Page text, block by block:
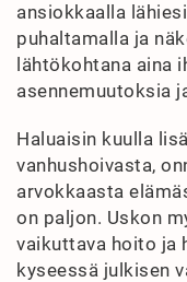
ansiokkaalla
puhaltamalla ja
lähtökohtana aina
asennemuutoksia
Haluaisin kuulla
vanhushoivasta,
arvokkaasta
on paljon. Uskon
vaikuttava hoito ja
kyseessä julkisen